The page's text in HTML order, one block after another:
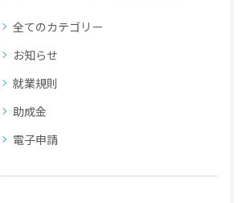
全てのカテゴリー
お知らせ
就業規則
助成金
電子申請